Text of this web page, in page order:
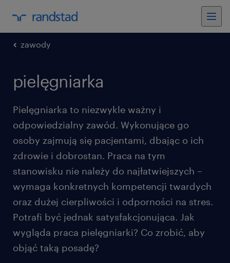
zawody
pielęgniarka
Pielęgniarka to niezwykle ważny i
odpowiedzialny zawód. Wykonujące go
osoby zajmują się pacjentami, dbając o ich
zdrowie i dobrostan. Praca na tym
stanowisku nie należy do najłatwiejszych –
wymaga konkretnych kompetencji twardych
oraz dużej cierpliwości i odporności na stres.
Potrafi być jednak satysfakcjonująca. Jak
wygląda praca pielęgniarki? Co zrobić, aby
objąć taką posadę?